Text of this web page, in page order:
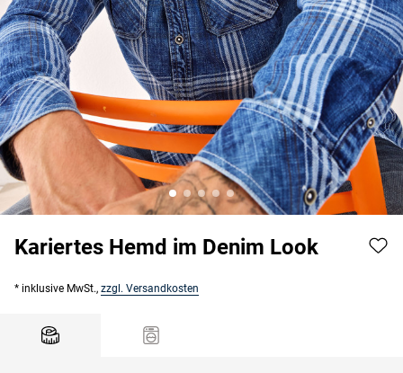
Kariertes Hemd im Denim Look
* inklusive MwSt., zzgl. Versandkosten